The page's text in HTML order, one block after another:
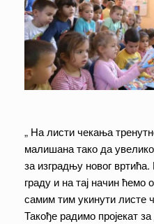
„ На листи чекања
малишана тако да
за изградњу новог
граду и на тај начин ћемо
самим тим укинути листе
Такође радимо пројекат